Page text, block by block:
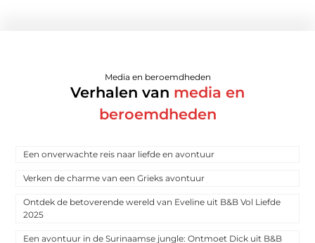
Media en beroemdheden
Verhalen van media en
beroemdheden
Een onverwachte reis naar liefde en avontuur
Verken de charme van een Grieks avontuur
Ontdek de betoverende wereld van Eveline uit B&B Vol Liefde
2025
Een avontuur in de Surinaamse jungle: Ontmoet Dick uit B&B